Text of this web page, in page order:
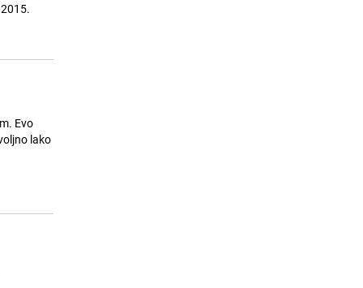
Evo